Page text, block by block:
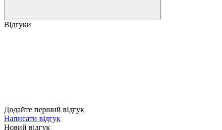
Відгуки
Додайте перший відгук
Написати відгук
Новий відгук